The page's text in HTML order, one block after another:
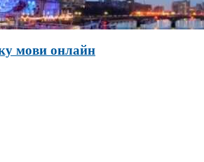
мови онлайн